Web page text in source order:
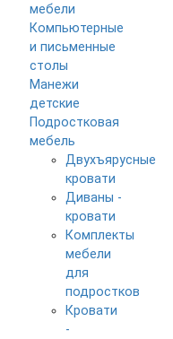
мебели
Компьютерные
и письменные
столы
Манежи
детские
Подростковая
мебель
Двухъярусные
кровати
Диваны -
кровати
Комплекты
мебели
для
подростков
Кровати
-